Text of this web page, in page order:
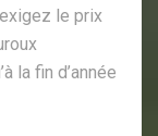
le prix
la fin d’année